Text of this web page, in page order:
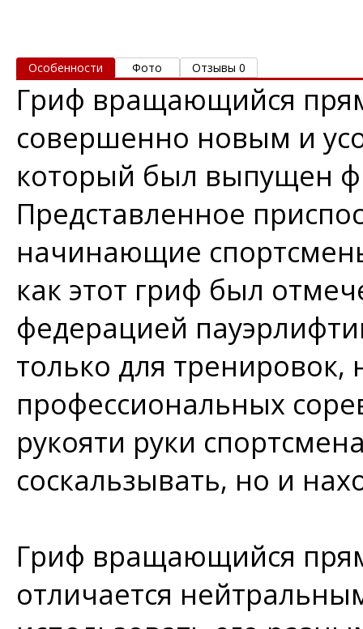
Особенности Фото Отзывы 0
Гриф вращающийся
совершенно новым и
который был выпущен
Представленное
начинающие
как этот гриф был
федерацией
только для
профессиональных
рукояти руки
соскальзывать, но и
Гриф вращающийся
отличается